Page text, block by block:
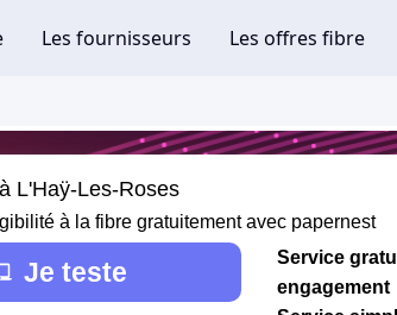
L'Haÿ-Les-Roses
à la fibre gratuitement avec papernest
Je teste
Service
engagement